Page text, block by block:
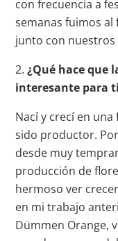
con frecuencia a
semanas fuimos al
junto con nuestros
2.¿Qué hace que
interesante para
Nací y crecí en
sido productor.
desde muy
producción de
hermoso ver
en mi trabajo
Dümmen Orange,